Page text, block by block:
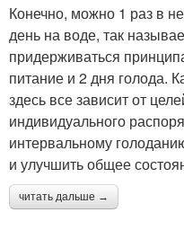
Конечно, можно 1 раз в
день на воде, так
придерживаться
питание и 2 дня голода.
здесь все зависит от
индивидуального
интервальному
и улучшить общее
читать дальше →